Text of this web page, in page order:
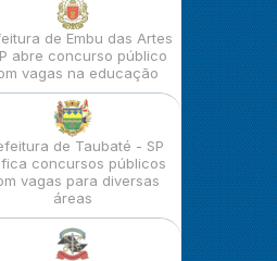
de Embu das Artes
abre concurso público
vagas na educação
de Taubaté - SP
concursos públicos
vagas para diversas
áreas